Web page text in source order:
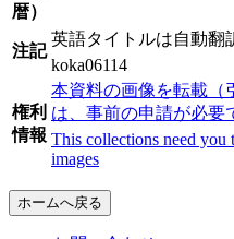
暦）
注記
英語タイトルは自動翻
koka06114
権利
情報
本資料の画像を転載（
は、事前の申請が必要
This collections need you
images
ホームへ戻る